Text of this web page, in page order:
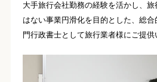
大手旅行会社勤務の経験を活かし、
はない事業円滑化を目的とした、総
門行政書士として旅行業者様にご提供